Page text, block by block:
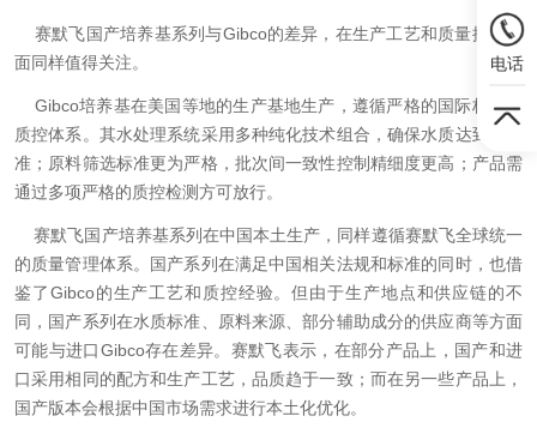
赛默飞国产培养基系列与Gibco的差异，在生产工艺和质量控制层
面同样值得关注。
Gibco培养基在美国等地的生产基地生产，遵循严格的国际标准和
质控体系。其水处理系统采用多种纯化技术组合，确保水质达到高标
准；原料筛选标准更为严格，批次间一致性控制精细度更高；产品需
通过多项严格的质控检测方可放行。
赛默飞国产培养基系列在中国本土生产，同样遵循赛默飞全球统一
的质量管理体系。国产系列在满足中国相关法规和标准的同时，也借
鉴了Gibco的生产工艺和质控经验。但由于生产地点和供应链的不
同，国产系列在水质标准、原料来源、部分辅助成分的供应商等方面
可能与进口Gibco存在差异。赛默飞表示，在部分产品上，国产和进
口采用相同的配方和生产工艺，品质趋于一致；而在另一些产品上，
国产版本会根据中国市场需求进行本土化优化。
电话